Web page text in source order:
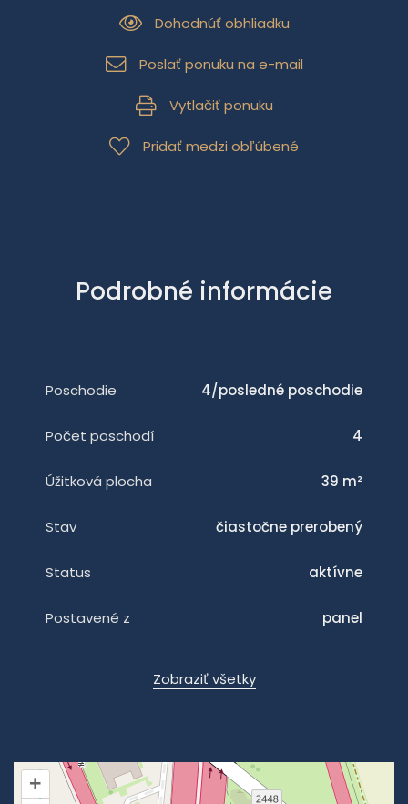
Dohodnúť obhliadku
Poslať ponuku na e-mail
Vytlačiť ponuku
Pridať medzi obľúbené
Podrobné informácie
Poschodie 4/posledné poschodie
Počet poschodí 4
Úžitková plocha 39 m²
Stav čiastočne prerobený
Status aktívne
Postavené z panel
Zobraziť všetky
+